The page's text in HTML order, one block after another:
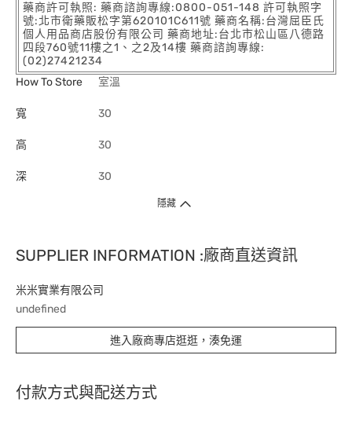
藥商許可執照: 藥商諮詢專線:0800-051-148 許可執照字
號:北市衛藥販松字第620101C611號 藥商名稱:台灣屈臣氏
個人用品商店股份有限公司 藥商地址:台北市松山區八德路
四段760號11樓之1、之2及14樓 藥商諮詢專線:
(02)27421234
How To Store
室溫
寬 30
高 30
深 30
隱藏
SUPPLIER INFORMATION :廠商直送資訊
米米實業有限公司
undefined
進入廠商專店逛逛，湊免運
付款方式與配送方式